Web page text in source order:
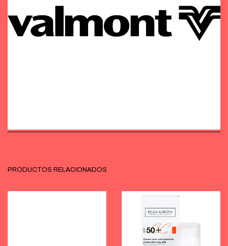
PRODUCTOS RELACIONADOS